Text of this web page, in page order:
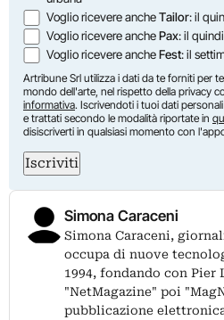
Voglio ricevere ancheTailor: il
Voglio ricevere anchePax: il
Voglio ricevere ancheFest: il
Artribune Srl utilizza i dati da te forniti per
mondo dell'arte, nel rispetto della privacy
informativa. Iscrivendoti i tuoi dati
e trattati secondo le modalità riportate in
disiscriverti in qualsiasi momento con
Iscriviti
Simona Caraceni
Simona Caraceni,
occupa di nuove
1994, fondando con Pier
"NetMagazine" poi
pubblicazione